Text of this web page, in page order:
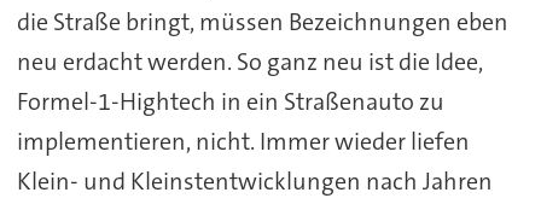
die Straße bringt, müssen Bezeichnungen eben
neu erdacht werden. So ganz neu ist die Idee,
Formel-1-Hightech in ein Straßenauto zu
implementieren, nicht. Immer wieder liefen
Klein- und Kleinstentwicklungen nach Jahren